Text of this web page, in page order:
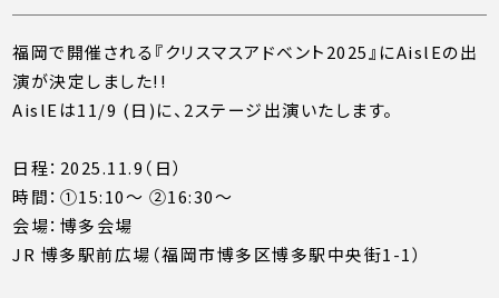
福岡で開催される『クリスマスアドベント2025』にAislEの出
演が決定しました!!
AislEは11/9 (日)に、2ステージ出演いたします。
日程：2025.11.9（日）
時間：①15:10〜 ②16:30〜
会場：博多会場
JR 博多駅前広場（福岡市博多区博多駅中央街1-1）